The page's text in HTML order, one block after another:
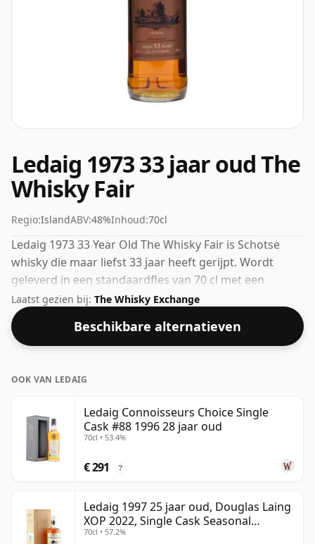
Ledaig 1973 33 jaar oud The
Whisky Fair
Regio:IslandABV:48%Inhoud:70cl
Ledaig 1973 33 Year Old The Whisky Fair is Schotse
whisky die maar liefst 33 jaar heeft gerijpt. Wordt
geleverd in een standaardfles van 70 cl met een
afwijkende sterkte van 48%.
Laatst gezien bij: The Whisky Exchange
Beschikbare alternatieven
OOK VAN LEDAIG
Ledaig Connoisseurs Choice Single
Cask #88 1996 28 jaar oud
70cl • 53.4%
€ 291 ?
Ledaig 1997 25 jaar oud, Douglas Laing
XOP 2022, Single Cask Seasonal
Curiosities
70cl • 57.2%